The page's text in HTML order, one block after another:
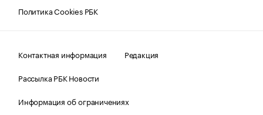
Политика Cookies РБК
Контактная информация
Редакция
Рассылка РБК Новости
Информация об ограничениях